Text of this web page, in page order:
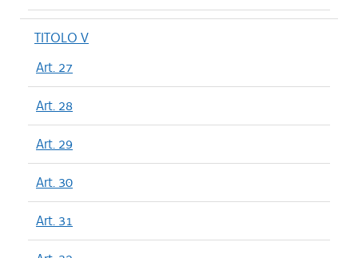
TITOLO V
Art. 27
Art. 28
Art. 29
Art. 30
Art. 31